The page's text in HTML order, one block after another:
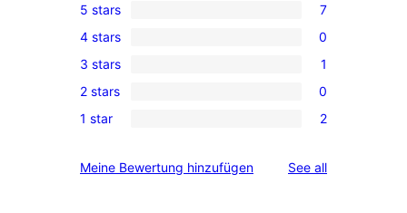
7
5-
star
reviews
5 stars 7
0
4-
star
reviews
4 stars 0
1
3-
star
3 stars 1
0
2-
reviews
2 stars 0
2
star
1 star 2
Meine Bewertung hinzufügen See allreviews